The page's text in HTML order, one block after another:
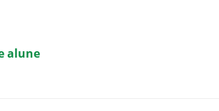
alune